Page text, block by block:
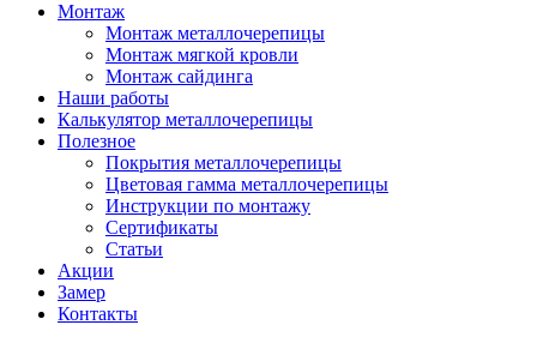
Монтаж
Монтаж металлочерепицы
Монтаж мягкой кровли
Монтаж сайдинга
Наши работы
Калькулятор металлочерепицы
Полезное
Покрытия металлочерепицы
Цветовая гамма металлочерепицы
Инструкции по монтажу
Сертификаты
Статьи
Акции
Замер
Контакты